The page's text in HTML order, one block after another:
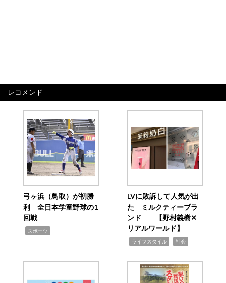
レコメンド
弓ヶ浜（鳥取）が初勝
利 全日本学童野球の1
回戦
スポーツ
LVに敗訴して人気が出
た ミルクティーブラ
ンド 【野村義樹✕
リアルワールド】
ライフスタイル 社会